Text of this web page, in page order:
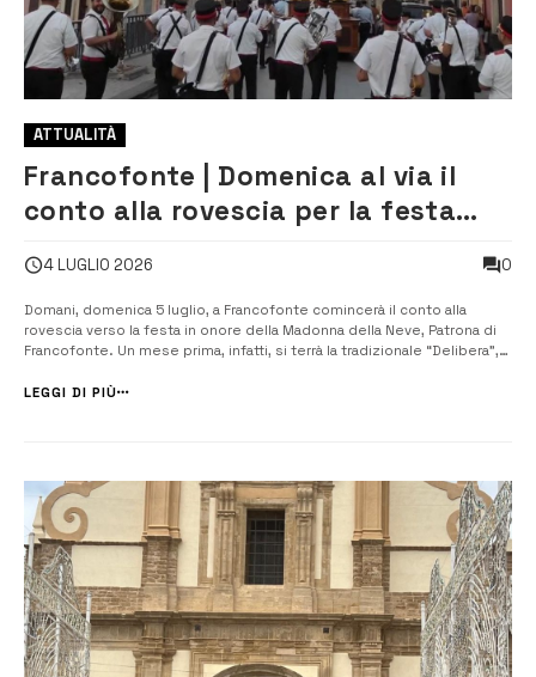
ATTUALITÀ
Francofonte | Domenica al via il
conto alla rovescia per la festa
4 LUGLIO 2026 0
Domani, domenica 5 luglio, a Francofonte comincerà il conto alla
rovescia verso la festa in onore della Madonna della Neve, Patrona di
Francofonte. Un mese prima, infatti, si terrà la tradizionale “Delibera”,
festa. “Il 5 luglio segna l’in...
LEGGI DI PIÙ